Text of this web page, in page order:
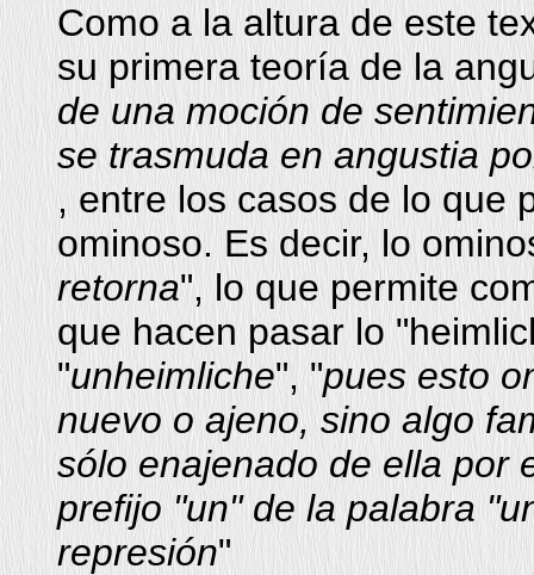
Como a la altura de este
su primera teoría de la
de una moción de
se trasmuda en angustia
, entre los casos de lo que
ominoso. Es decir, lo
retorna", lo que permite
que hacen pasar lo
"unheimliche", "pues esto
nuevo o ajeno, sino algo
sólo enajenado de ella por
prefijo "un" de la palabra
represión"